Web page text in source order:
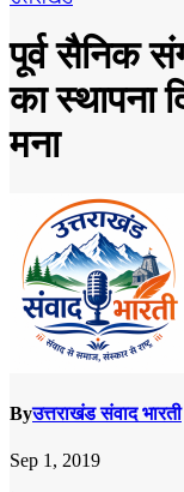
पूर्व सैनिक
का स्थापना
मना
Byउत्तराखंड संवाद भारती
Sep 1, 2019